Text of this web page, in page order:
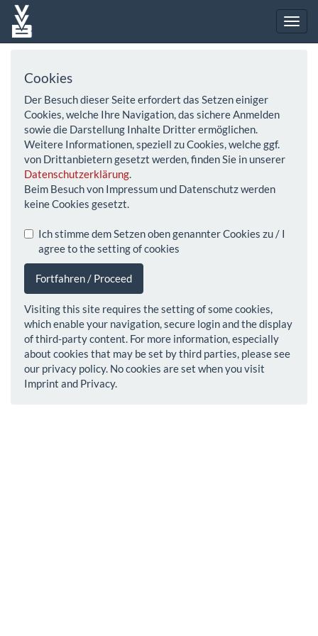
Cookies
Der Besuch dieser Seite erfordert das Setzen einiger
Cookies, welche Ihre Navigation, das sichere Anmelden
sowie die Darstellung Inhalte Dritter ermöglichen.
Weitere Informationen, speziell zu Cookies, welche ggf.
von Drittanbietern gesetzt werden, finden Sie in unserer
Datenschutzerklärung.
Beim Besuch von Impressum und Datenschutz werden
keine Cookies gesetzt.
Ich stimme dem Setzen oben genannter Cookies zu / I
agree to the setting of cookies
Fortfahren / Proceed
Visiting this site requires the setting of some cookies,
which enable your navigation, secure login and the display
of third-party content. For more information, especially
about cookies that may be set by third parties, please see
our privacy policy. No cookies are set when you visit
Imprint and Privacy.